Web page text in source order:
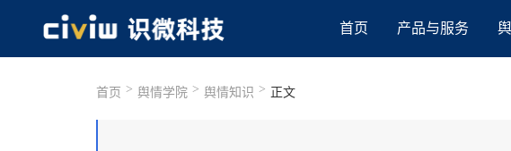
首页 产品与服务
首页 > 舆情学院 > 舆情知识 > 正文